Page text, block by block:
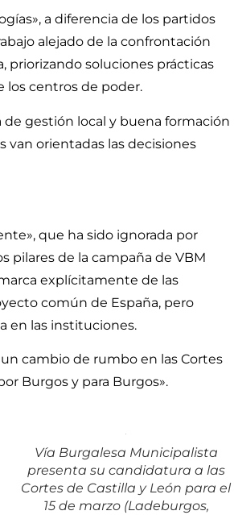
a diferencia de los partidos
alejado de la confrontación
priorizando soluciones prácticas
los centros de poder.
de gestión local y buena formación
van orientadas las decisiones
que ha sido ignorada por
pilares de la campaña de VBM
explícitamente de las
común de España, pero
en las instituciones.
cambio de rumbo en las Cortes
Burgos y para Burgos».
Vía Burgalesa Municipalista
presenta su candidatura a las
Cortes de Castilla y León para el
15 de marzo (Ladeburgos,